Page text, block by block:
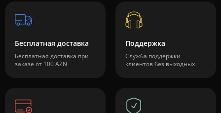
Бесплатная доставка
Бесплатная доставка при
заказе от 100 AZN
Поддержка
Служба поддержки
клиентов без выходных